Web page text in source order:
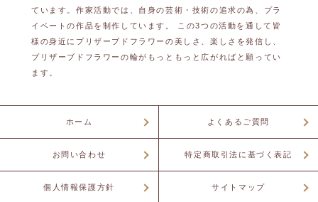
ています。作家活動では、自身の芸術・技術の追求の為、プラ
イベートの作品を制作しています。 この3つの活動を通して皆
様の身近にプリザーブドフラワーの美しさ、楽しさを発信し、
プリザーブドフラワーの輪がもっともっと広がればと願ってい
ます。
ホーム よくあるご質問
お問い合わせ 特定商取引法に基づく表記
個人情報保護方針 サイトマップ